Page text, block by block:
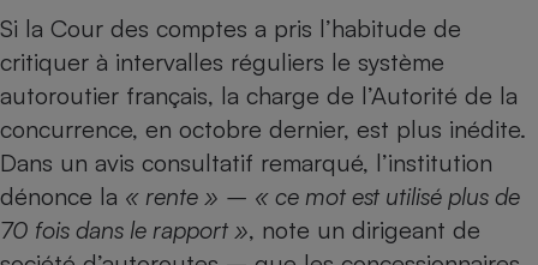
Si la Cour des comptes a pris l’habitude de
critiquer à intervalles réguliers le système
autoroutier français, la charge de l’Autorité de la
concurrence, en octobre dernier, est plus inédite.
Dans un avis consultatif remarqué, l’institution
dénonce la « rente » – « ce mot est utilisé plus de
70 fois dans le rapport », note un dirigeant de
Supermarché - Drive
Mutuelle
Comparateur auto
Comparatif aspirateur
Comparatif cafetière
Comparatif robot cuiseur
Comparatif centrale
Gros électroménager
Comparatif tablette
Image et son
Informatique
Internet
Téléphonie
Bricolage - Jardinage
Chauffage
Produit d'entretien
Sécurité domestique
Retraite
Speedtest - Testez le débit de votre
connexion Internet